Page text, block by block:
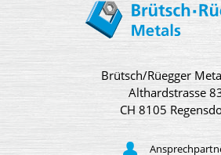
Brütsch/Rüegger
Althardstrasse
CH 8105